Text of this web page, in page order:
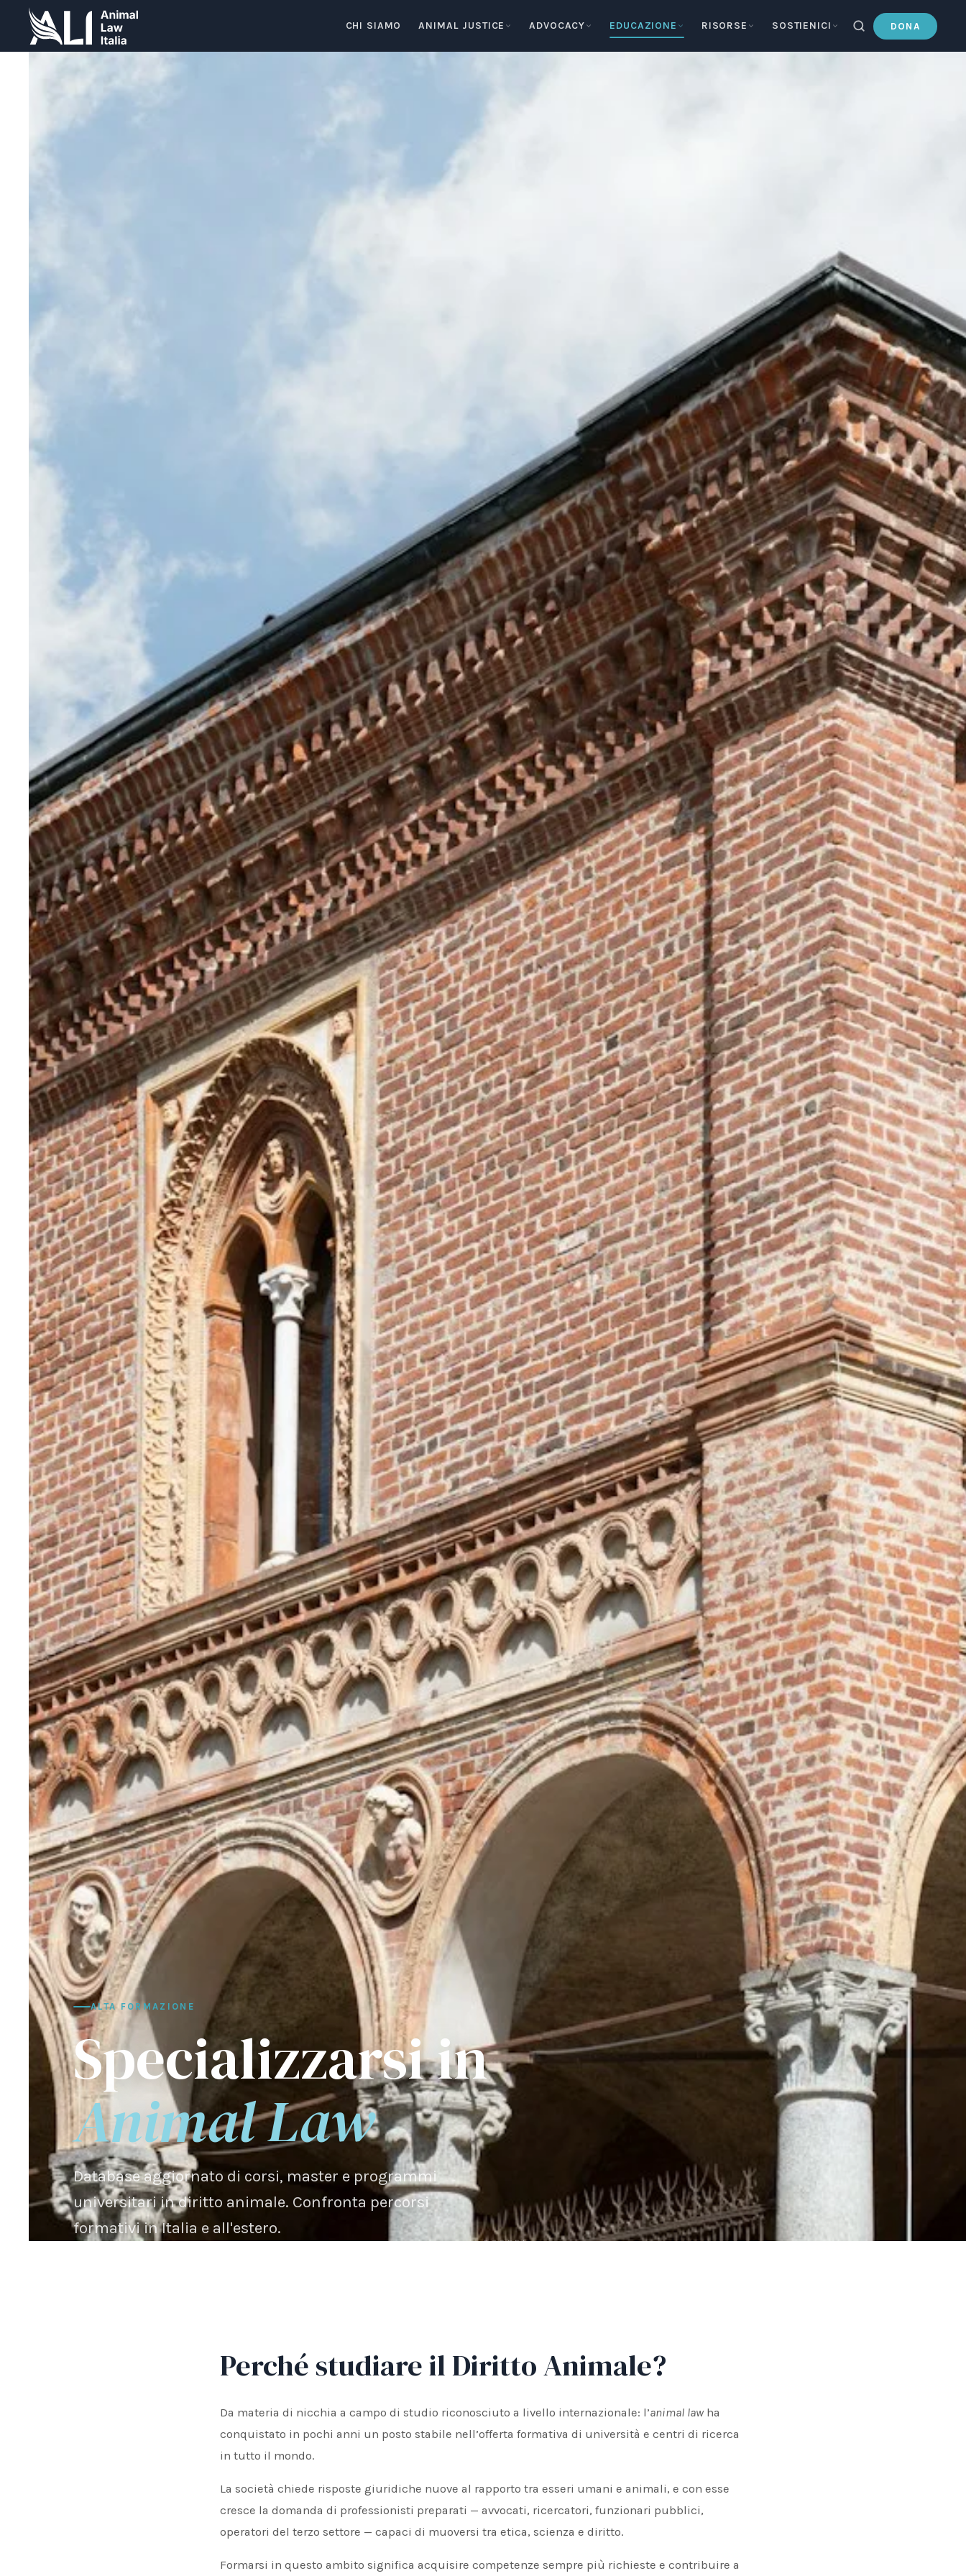
CHI SIAMO ANIMAL JUSTICE ADVOCACY EDUCAZIONE RISORSE SOSTIENICI DONA
ALTA FORMAZIONE
Specializzarsi in
Animal Law
Database aggiornato di corsi, master e programmi
universitari in diritto animale. Confronta percorsi
formativi in Italia e all'estero.
SCOPRI
Perché studiare il Diritto Animale?
Da materia di nicchia a campo di studio riconosciuto a livello internazionale: l’animal lawha
conquistato in pochi anni un posto stabile nell’offerta formativa di università e centri di ricerca
in tutto il mondo.
La società chiede risposte giuridiche nuove al rapporto tra esseri umani e animali, e con esse
cresce la domanda di professionisti preparati — avvocati, ricercatori, funzionari pubblici,
operatori del terzo settore — capaci di muoversi tra etica, scienza e diritto.
Formarsi in questo ambito significa acquisire competenze sempre più richieste e contribuire a